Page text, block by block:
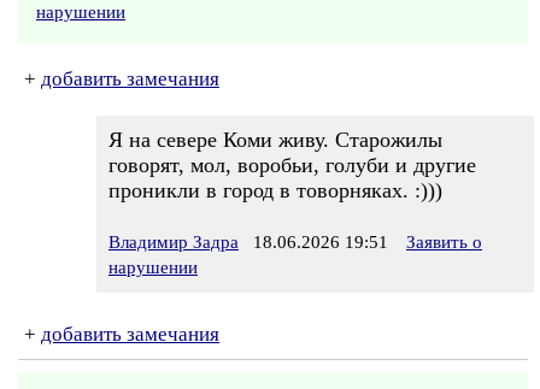
нарушении
+ добавить замечания
Я на севере Коми живу. Старожилы
говорят, мол, воробьи, голуби и другие
проникли в город в товорняках. :)))
Владимир Задра 18.06.2026 19:51
Заявить о
нарушении
+ добавить замечания